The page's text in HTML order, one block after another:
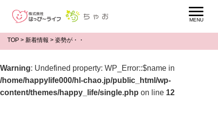
TOP > 新着情報 > 姿勢が・・
Warning: Undefined property: WP_Error::$name in
/home/happylife000/hl-chao.jp/public_html/wp-
content/themes/happy_life/single.php on line 12